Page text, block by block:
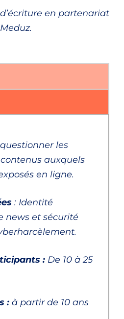
en partenariat
les
auxquels
en ligne.
: Identité
news et sécurité
: De 10 à 25
: à partir de 10 ans